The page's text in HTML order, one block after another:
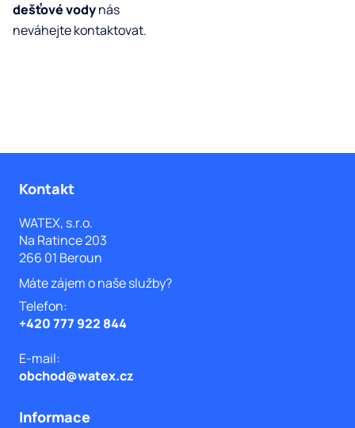
dešťové vodynás
neváhejte kontaktovat.
Kontakt
WATEX, s.r.o.
Na Ratince 203
266 01 Beroun
Máte zájem o naše služby?
Telefon:
+420 777 922 844
E-mail:
obchod@watex.cz
Informace